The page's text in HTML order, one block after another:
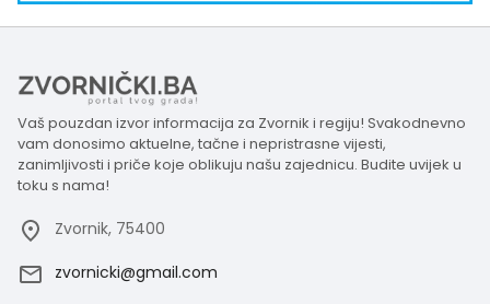
Vaš pouzdan izvor informacija za Zvornik i regiju! Svakodnevno
vam donosimo aktuelne, tačne i nepristrasne vijesti,
zanimljivosti i priče koje oblikuju našu zajednicu. Budite uvijek u
toku s nama!
Zvornik, 75400
zvornicki@gmail.com